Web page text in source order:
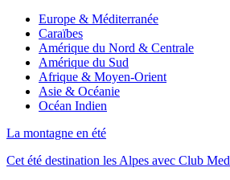
Europe & Méditerranée
Caraïbes
Amérique du Nord & Centrale
Amérique du Sud
Afrique & Moyen-Orient
Asie & Océanie
Océan Indien
La montagne en été
Cet été destination les Alpes avec Club Med